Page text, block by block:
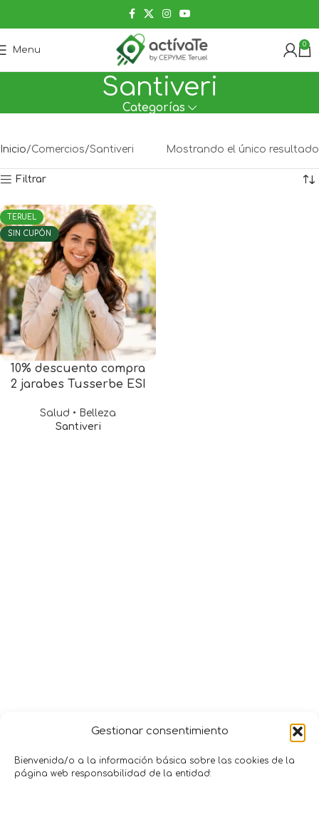
Gestionar consentimiento
Bienvenida/o a la información básica sobre las cookies de la
página web responsabilidad de la entidad:
Menu
0
Santiveri
Categorías
Inicio Comercios Santiveri Mostrando el único resultado
Filtrar
TERUEL
SIN CUPÓN
10% descuento compra
2 jarabes Tusserbe ESI
Salud • Belleza
Santiveri